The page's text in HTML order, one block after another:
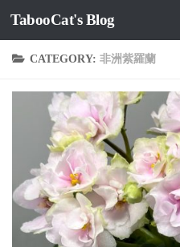
Skip to content
TabooCat's Blog
CATEGORY: 非洲紫羅蘭